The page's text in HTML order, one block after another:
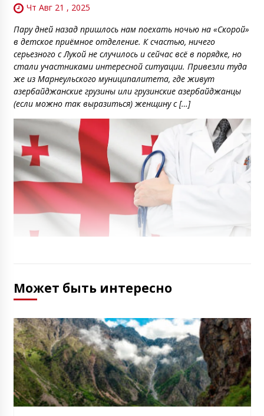
Чт Авг 21 , 2025
Пару дней назад пришлось нам поехать ночью на «Скорой»
в детское приёмное отделение. К счастью, ничего
серьезного с Лукой не случилось и сейчас всё в порядке, но
стали участниками интересной ситуации. Привезли туда
же из Марнеульского муниципалитета, где живут
азербайджанские грузины или грузинские азербайджанцы
(если можно так выразиться) женщину с […]
Может быть интересно